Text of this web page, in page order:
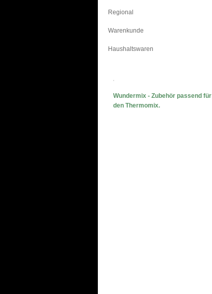
Regional
Warenkunde
Haushaltswaren
Wundermix - Zubehör passend für
den Thermomix.